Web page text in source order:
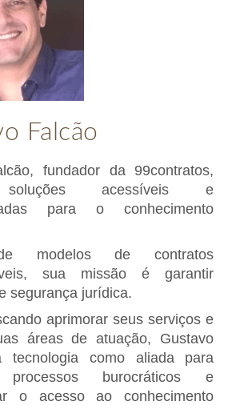
Falcão
fundador da 99contratos,
acessíveis e
para o conhecimento
modelos de contratos
sua missão é garantir
segurança jurídica.
aprimorar seus serviços e
áreas de atuação, Gustavo
tecnologia como aliada para
processos burocráticos e
o acesso ao conhecimento